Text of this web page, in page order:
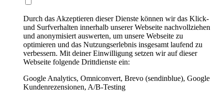
Durch das Akzeptieren dieser Dienste können wir das Klick-
und Surfverhalten innerhalb unserer Webseite nachvollziehen
und anonymisiert auswerten, um unsere Webseite zu
optimieren und das Nutzungserlebnis insgesamt laufend zu
verbessern. Mit deiner Einwilligung setzen wir auf dieser
Webseite folgende Drittdienste ein:
Google Analytics, Omniconvert, Brevo (sendinblue), Google
Kundenrezensionen, A/B-Testing